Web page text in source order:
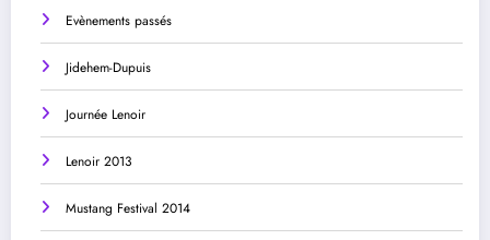
Evènements passés
Jidehem-Dupuis
Journée Lenoir
Lenoir 2013
Mustang Festival 2014